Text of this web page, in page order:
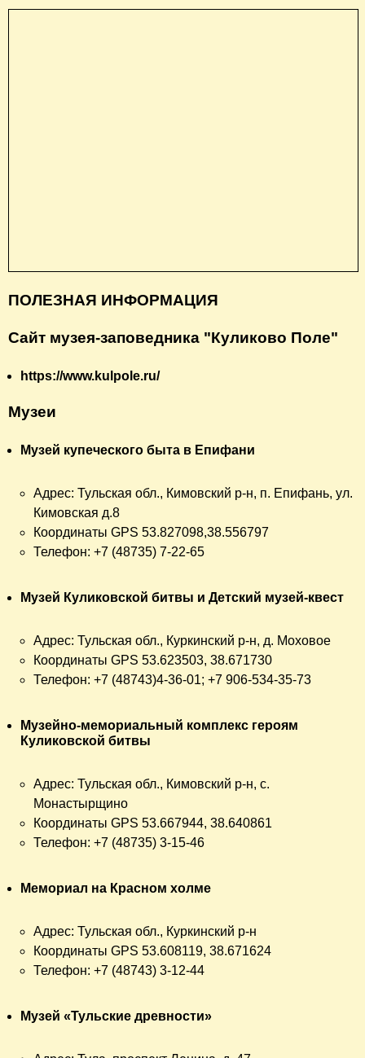
ПОЛЕЗНАЯ ИНФОРМАЦИЯ
Сайт музея-заповедника "Куликово Поле"
https://www.kulpole.ru/
Музеи
Музей купеческого быта в Епифани
Адрес: Тульская обл., Кимовский р-н, п. Епифань, ул.
Кимовская д.8
Координаты GPS 53.827098,38.556797
Телефон: +7 (48735) 7-22-65
Музей Куликовской битвы и Детский музей-квест
Адрес: Тульская обл., Куркинский р-н, д. Моховое
Координаты GPS 53.623503, 38.671730
Телефон: +7 (48743)4-36-01; +7 906-534-35-73
Музейно-мемориальный комплекс героям
Куликовской битвы
Адрес: Тульская обл., Кимовский р-н, с.
Монастырщино
Координаты GPS 53.667944, 38.640861
Телефон: +7 (48735) 3-15-46
Мемориал на Красном холме
Адрес: Тульская обл., Куркинский р-н
Координаты GPS 53.608119, 38.671624
Телефон: +7 (48743) 3-12-44
Музей «Тульские древности»